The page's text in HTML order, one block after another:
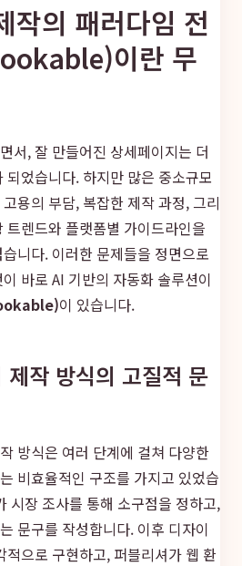
작의 패러다임 전
이란 무
서, 잘 만들어진 상세페이지는 더
었습니다. 하지만 많은 중소규모
용의 부담, 복잡한 제작 과정, 그리
렌드와 플랫폼별 가이드라인을
니다. 이러한 문제들을 정면으로
바로 AI 기반의 자동화 솔루션이
이 있습니다.
제작 방식의 고질적 문
방식은 여러 단계에 걸쳐 다양한
비효율적인 구조를 가지고 있었습
시장 조사를 통해 소구점을 정하고,
문구를 작성합니다. 이후 디자이
적으로 구현하고, 퍼블리셔가 웹 환